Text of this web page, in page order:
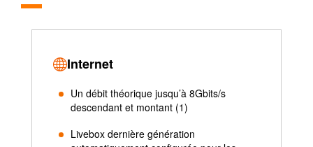
Internet
Un débit théorique jusqu’à 8Gbits/s
descendant et montant (1)
Livebox dernière génération